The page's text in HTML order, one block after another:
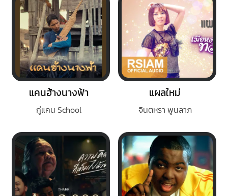
แคนฮ้างนางฟ้า
กู่แคน School
แผลใหม่
จินตหรา พูนลาภ